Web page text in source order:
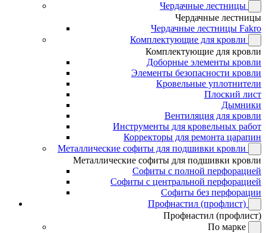
Чердачные лестницы
Чердачные лестницы
Чердачные лестницы Fakro
Комплектующие для кровли
Комплектующие для кровли
Доборные элементы кровли
Элементы безопасности кровли
Кровельные уплотнители
Плоский лист
Дымники
Вентиляция для кровли
Инструменты для кровельных работ
Корректоры для ремонта царапин
Металлические софиты для подшивки кровли
Металлические софиты для подшивки кровли
Софиты с полной перфорацией
Софиты с центральной перфорацией
Софиты без перфорации
Профнастил (профлист)
Профнастил (профлист)
По марке